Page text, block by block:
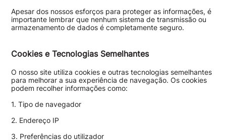
Apesar dos nossos esforços para proteger as informações, é
importante lembrar que nenhum sistema de transmissão ou
armazenamento de dados é completamente seguro.
Cookies e Tecnologias Semelhantes
O nosso site utiliza cookies e outras tecnologias semelhantes
para melhorar a sua experiência de navegação. Os cookies
podem recolher informações como:
1. Tipo de navegador
2. Endereço IP
3. Preferências do utilizador